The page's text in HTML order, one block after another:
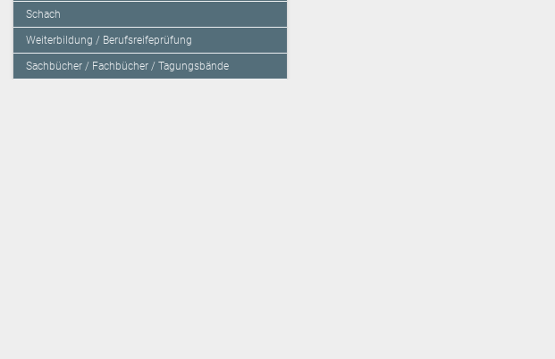
Schach
Weiterbildung / Berufsreifeprüfung
Sachbücher / Fachbücher / Tagungsbände